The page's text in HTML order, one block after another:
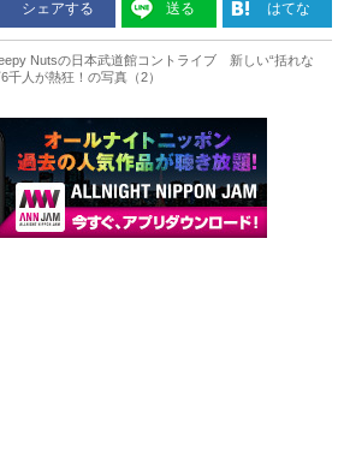
シェアする 送る はてな
Nutsの日本武道館コントライブ 新しい“括れな
千人が熱狂！の写真（2）